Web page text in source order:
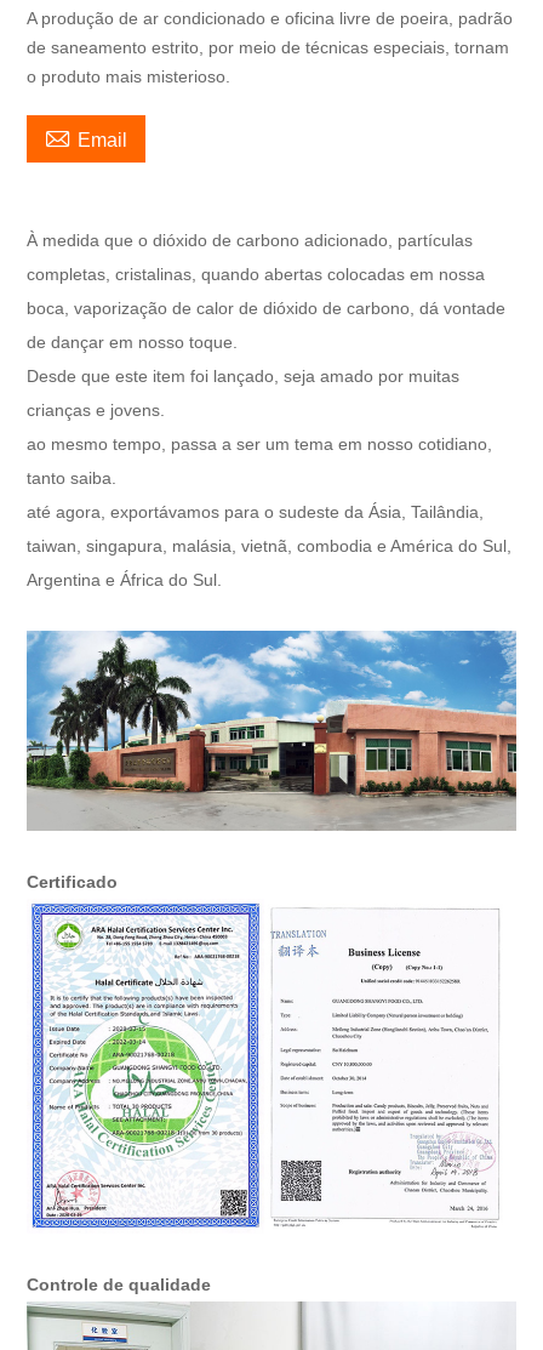
A produção de ar condicionado e oficina livre de poeira, padrão
de saneamento estrito, por meio de técnicas especiais, tornam
o produto mais misterioso.
 Email
À medida que o dióxido de carbono adicionado, partículas
completas, cristalinas, quando abertas colocadas em nossa
boca, vaporização de calor de dióxido de carbono, dá vontade
de dançar em nosso toque.
Desde que este item foi lançado, seja amado por muitas
crianças e jovens.
ao mesmo tempo, passa a ser um tema em nosso cotidiano,
tanto saiba.
até agora, exportávamos para o sudeste da Ásia, Tailândia,
taiwan, singapura, malásia, vietnã, combodia e América do Sul,
Argentina e África do Sul.
Certificado
Controle de qualidade